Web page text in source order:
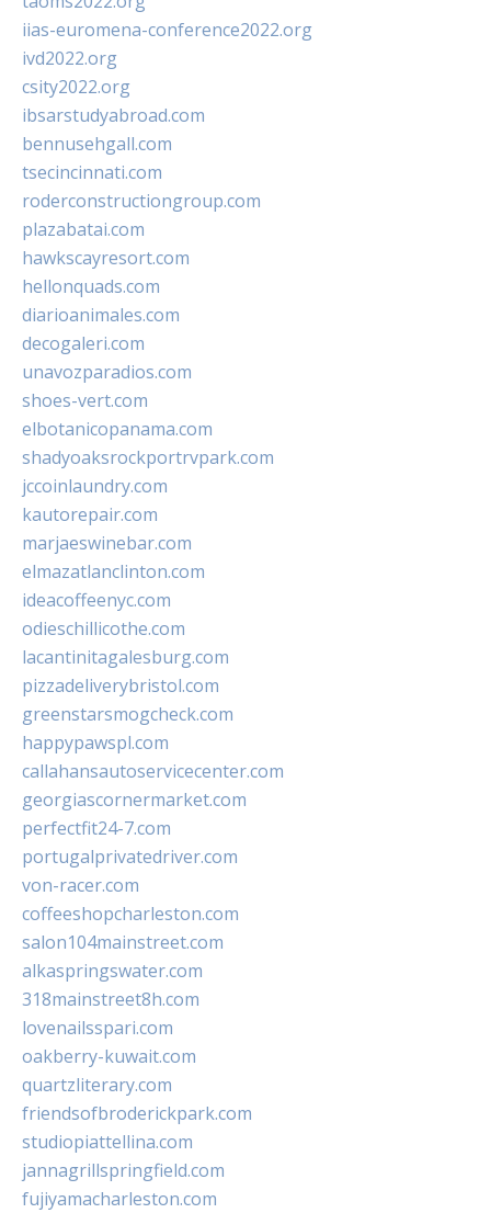
iias-euromena-conference2022.org
ivd2022.org
csity2022.org
ibsarstudyabroad.com
bennusehgall.com
tsecincinnati.com
roderconstructiongroup.com
plazabatai.com
hawkscayresort.com
hellonquads.com
diarioanimales.com
decogaleri.com
unavozparadios.com
shoes-vert.com
elbotanicopanama.com
shadyoaksrockportrvpark.com
jccoinlaundry.com
kautorepair.com
marjaeswinebar.com
elmazatlanclinton.com
ideacoffeenyc.com
odieschillicothe.com
lacantinitagalesburg.com
pizzadeliverybristol.com
greenstarsmogcheck.com
happypawspl.com
callahansautoservicecenter.com
georgiascornermarket.com
perfectfit24-7.com
portugalprivatedriver.com
von-racer.com
coffeeshopcharleston.com
salon104mainstreet.com
alkaspringswater.com
318mainstreet8h.com
lovenailsspari.com
oakberry-kuwait.com
quartzliterary.com
friendsofbroderickpark.com
studiopiattellina.com
jannagrillspringfield.com
fujiyamacharleston.com